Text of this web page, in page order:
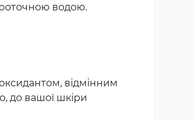
водою.
відмінним
до вашої шкіри